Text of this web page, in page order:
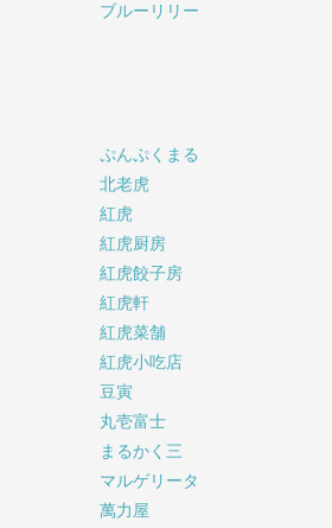
ブルーリリー
ぷんぷくまる
北老虎
紅虎
紅虎厨房
紅虎餃子房
紅虎軒
紅虎菜舗
紅虎小吃店
豆寅
丸壱富士
まるかく三
マルゲリータ
萬力屋